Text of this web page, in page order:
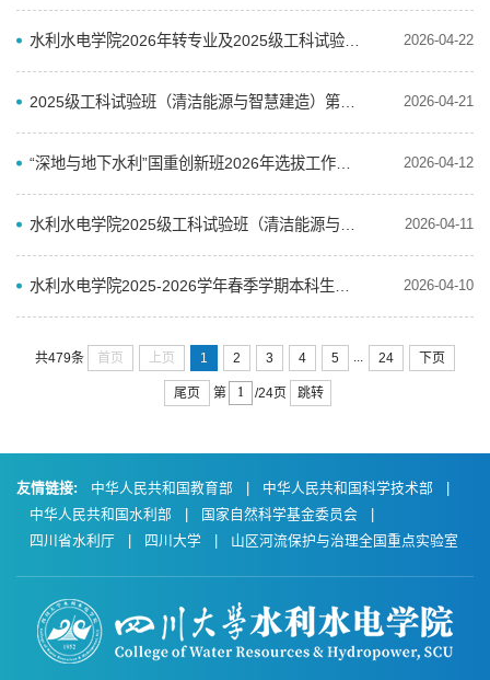
2026-04-22
2026-04-21
2026-04-12
2026-04-11
2026-04-10
共479条 首页 上页 1 2 3 4 5 ... 24 下页
尾页 第 /24页 跳转
友情链接: 中华人民共和国教育部 中华人民共和国科学技术部
中华人民共和国水利部
国家自然科学基金委员会
四川省水利厅
四川大学 山区河流保护与治理全国重点实验室